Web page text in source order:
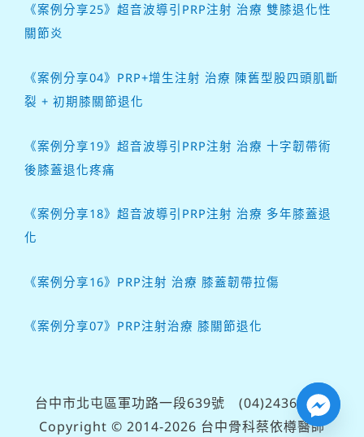
《案例分享25》超音波導引PRP注射 治療 雙膝退化性
關節炎
《案例分享04》PRP+增生注射 治療 陳舊型股四頭肌斷
裂 + 初期膝關節退化
《案例分享19》超音波導引PRP注射 治療 十字韌帶術
後膝蓋退化疼痛
《案例分享18》超音波導引PRP注射 治療 多年膝蓋退
化
《案例分享16》PRP注射 治療 膝蓋韌帶拉傷
《案例分享07》PRP注射治療 膝關節退化
台中市北屯區軍功路一段639號 (04)24366561
Copyright © 2014-2026 台中骨科蔡依樽醫師